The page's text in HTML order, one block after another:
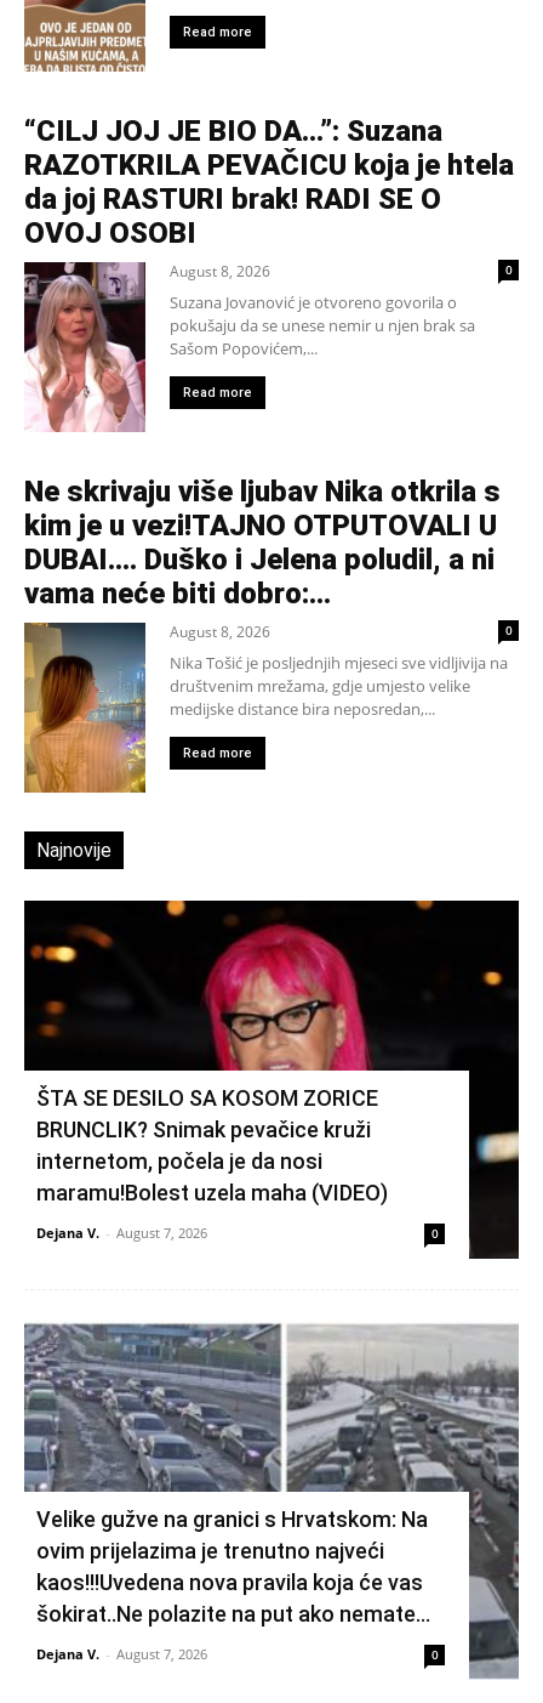
Read more
“CILJ JOJ JE BIO DA…”: Suzana
RAZOTKRILA PEVAČICU koja je htela
da joj RASTURI brak! RADI SE O
OVOJ OSOBI
August 8, 2026 0
Suzana Jovanović je otvoreno govorila o
pokušaju da se unese nemir u njen brak sa
Sašom Popovićem,...
Read more
Ne skrivaju više ljubav Nika otkrila s
kim je u vezi!TAJNO OTPUTOVALI U
DUBAI…. Duško i Jelena poludil, a ni
vama neće biti dobro:...
August 8, 2026 0
Nika Tošić je posljednjih mjeseci sve vidljivija na
društvenim mrežama, gdje umjesto velike
medijske distance bira neposredan,...
Read more
Najnovije
ŠTA SE DESILO SA KOSOM ZORICE
BRUNCLIK? Snimak pevačice kruži
internetom, počela je da nosi
maramu!Bolest uzela maha (VIDEO)
Dejana V. - August 7, 2026 0
Velike gužve na granici s Hrvatskom: Na
ovim prijelazima je trenutno najveći
kaos!!!Uvedena nova pravila koja će vas
šokirat..Ne polazite na put ako nemate...
Dejana V. - August 7, 2026 0